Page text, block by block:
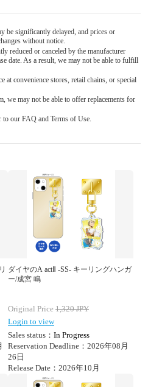
be significantly delayed, and prices or
without notice.
reduced or canceled by the manufacturer
date. As a result, we may not be able to fulfill
at convenience stores, retail chains, or special
we may not be able to offer replacements for
our FAQ and Terms of Use.
ダイヤのA actⅡ -SS- キーリングハンガ
ー/成宮 鳴
Original Price 1,320JPY
Login to view
Sales status： In Progress
Reservation Deadline：2026年08月
26日
Release Date：2026年10月